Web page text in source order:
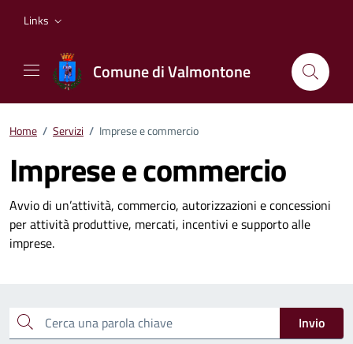
Links
Comune di Valmontone
Home / Servizi / Imprese e commercio
Imprese e commercio
Avvio di un’attività, commercio, autorizzazioni e concessioni
per attività produttive, mercati, incentivi e supporto alle
imprese.
Cerca una parola chiave
Invio